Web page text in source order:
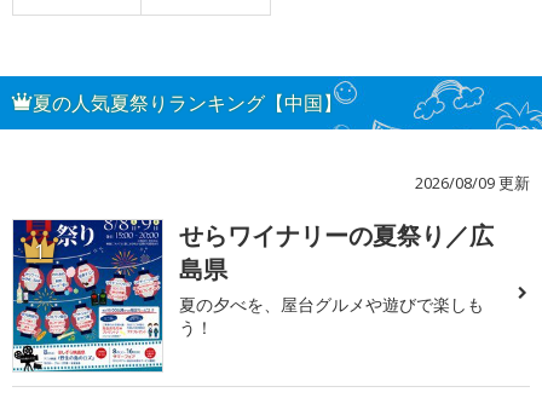
夏の人気夏祭りランキング【中国】
2026/08/09 更新
1
せらワイナリーの夏祭り／広
島県
夏の夕べを、屋台グルメや遊びで楽しも
う！